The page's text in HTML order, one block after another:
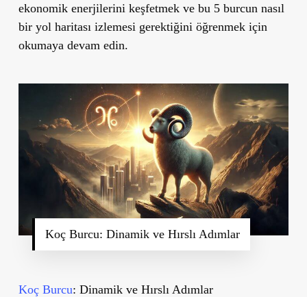
ekonomik enerjilerini keşfetmek ve bu 5 burcun nasıl
bir yol haritası izlemesi gerektiğini öğrenmek için
okumaya devam edin.
Koç Burcu: Dinamik ve Hırslı Adımlar
Koç Burcu: Dinamik ve Hırslı Adımlar